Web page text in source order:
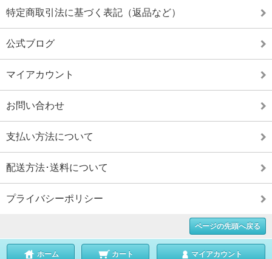
特定商取引法に基づく表記（返品など）
公式ブログ
マイアカウント
お問い合わせ
支払い方法について
配送方法･送料について
プライバシーポリシー
ページの先頭へ戻る
ホーム カート マイアカウント